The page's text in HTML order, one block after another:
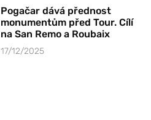
Pogačar dává přednost
monumentům před Tour. Cílí
na San Remo a Roubaix
17/12/2025